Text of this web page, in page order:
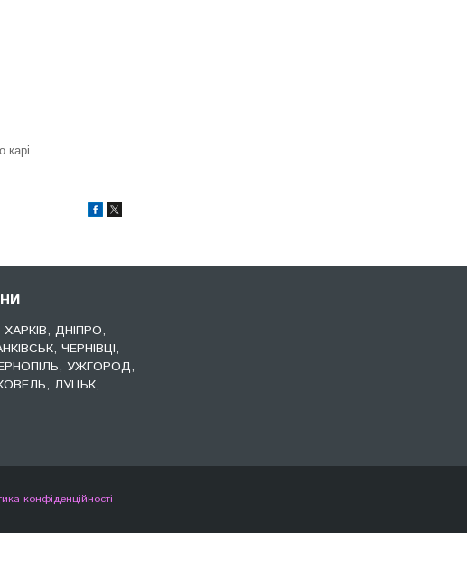
карі.
ДНІПРО,
ЧЕРНІВЦІ,
УЖГОРОД,
ЛУЦЬК,
конфіденційності